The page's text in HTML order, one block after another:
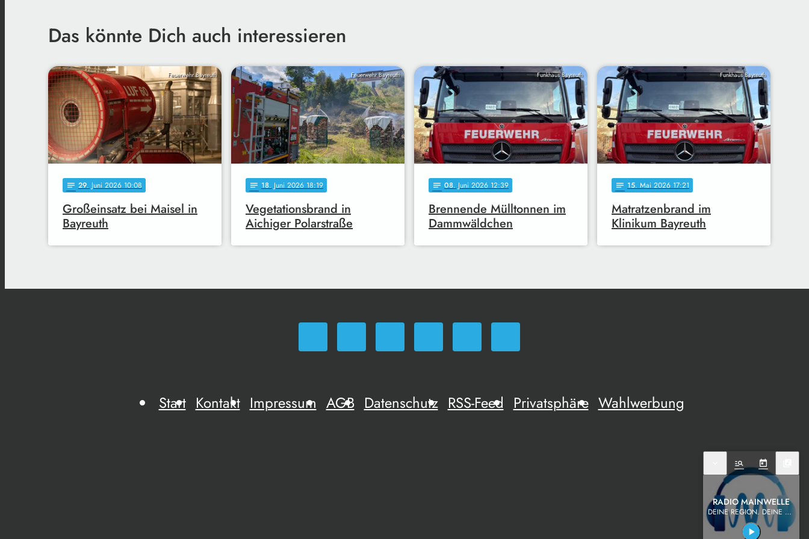
Das könnte Dich auch interessieren
Feuerwehr Bayreuth
notes 29. Juni 2026 10:08
Großeinsatz bei Maisel in
Bayreuth
Feuerwehr Bayreuth
notes 18. Juni 2026 18:19
Vegetationsbrand in
Aichiger Polarstraße
Funkhaus Bayreuth
notes 08. Juni 2026 12:39
Brennende Mülltonnen im
Dammwäldchen
Funkhaus Bayreuth
notes 15. Mai 2026 17:21
Matratzenbrand im
Klinikum Bayreuth
Start Kontakt Impressum AGB Datenschutz RSS-Feed Privatsphäre Wahlwerbung
manage_search today
RADIO MAINWELLE
DEINE REGION. DEINE MUSIK.
play_arrow